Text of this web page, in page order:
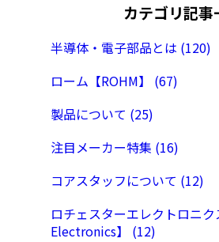
カテゴリ記事
半導体・電子部品とは (120)
ローム【ROHM】 (67)
製品について (25)
注目メーカー特集 (16)
コアスタッフについて (12)
ロチェスターエレクトロニ
Electronics】 (12)